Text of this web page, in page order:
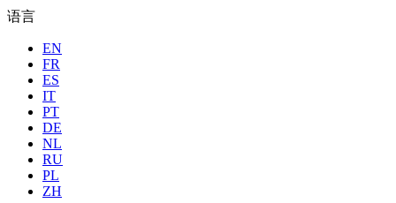
语言
EN
FR
ES
IT
PT
DE
NL
RU
PL
ZH
地点 所有城市